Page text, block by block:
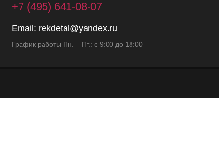
+7 (495) 641-08-07
Email: rekdetal@yandex.ru
График работы Пн. – Пт.: с 9:00 до 18:00